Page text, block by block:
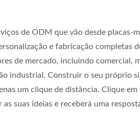
de ODM que vão desde placas-
e fabricação completas
de mercado, incluindo comercial,
industrial. Construir o seu próprio
um clique de distância. Clique em
as suas ideias e receberá uma